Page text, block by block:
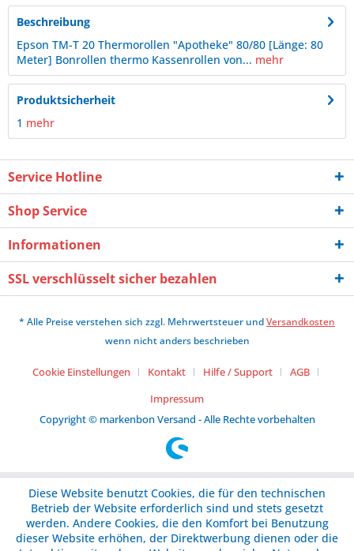
Beschreibung
Epson TM-T 20 Thermorollen "Apotheke" 80/80 [Länge: 80
Meter] Bonrollen thermo Kassenrollen von... mehr
Produktsicherheit
1 mehr
Service Hotline
Shop Service
Informationen
SSL verschlüsselt sicher bezahlen
* Alle Preise verstehen sich zzgl. Mehrwertsteuer undVersandkosten
wenn nicht anders beschrieben
Cookie Einstellungen Kontakt Hilfe / Support
AGB
Impressum
Copyright © markenbon Versand - Alle Rechte vorbehalten
Diese Website benutzt Cookies, die für den technischen
Betrieb der Website erforderlich sind und stets gesetzt
werden. Andere Cookies, die den Komfort bei Benutzung
dieser Website erhöhen, der Direktwerbung dienen oder die